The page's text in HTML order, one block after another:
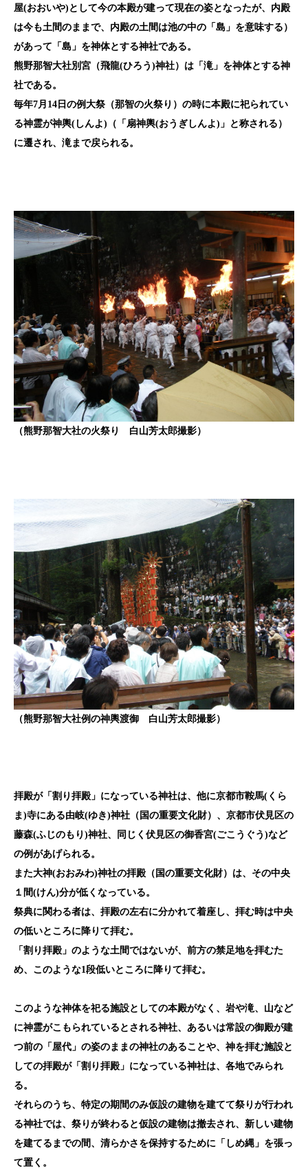
屋(おおいや)として今の本殿が建って現在の姿となったが、 内殿
は今も土間のままで、内殿の土間は池の中の「島」を意味する）
があって「島」を神体とする神社である。
熊野那智大社別宮（飛龍(ひろう)神社）は「滝」を神体とする神
社である。
毎年7月14 日の例大祭（那智の火祭り）の時に本殿に祀られてい
る神霊が神輿(しんよ)（「扇神輿(おうぎしんよ)」と称される）
に遷され、滝まで戻られる。
（熊野那智大社の火祭り 白山芳太郎撮影）
（熊野那智大社例の神輿渡御 白山芳太郎撮影）
拝殿が「割り拝殿」になっている神社は、他に京都市鞍馬(くら
ま)寺にある由岐(ゆき)神社（国の重要文化財）、京都市伏見区の
藤森(ふじのもり)神社、同じく伏見区の御香宮(ごこうぐう)など
の例があげられる。
また大神(おおみわ)神社の拝殿（国の重要文化財）は、その中央
１間(けん)分が低くなっている。
祭典に関わる者は、拝殿の左右に分かれて着座し、拝む時は中央
の低いところに降りて拝む。
「割り拝殿」のような土間ではないが、前方の禁足地を拝むた
め、このような1段低いところに降りて拝む。
このような神体を祀る施設としての本殿がなく、岩や滝、山など
に神霊がこもられているとされる神社、あるいは常設の御殿が建
つ前の「屋代」の姿のままの神社のあることや、神を拝む施設と
しての拝殿が「割り拝殿」になっている神社は、各地でみられ
る。
それらのうち、特定の期間のみ仮設の建物を建てて祭りが行われ
る神社では、祭りが終わると仮設の建物は撤去され、新しい建物
を建てるまでの間、清らかさを保持するために「しめ縄」を張っ
て置く。